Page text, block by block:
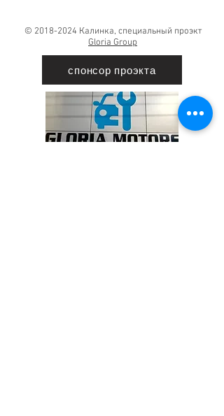
© 2018-2024 Калинка, специальный проэкт
Gloria Group
спонсор проэкта